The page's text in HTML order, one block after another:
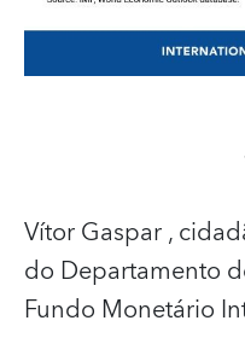
Vítor Gaspar,
do Departamento
Fundo Monetário